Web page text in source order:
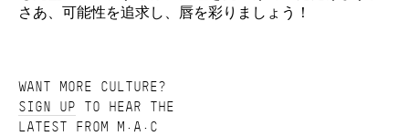
さあ、可能性を追求し、唇を彩りましょう！
WANT MORE CULTURE?
SIGN UP TO HEAR THE
LATEST FROM M·A·C